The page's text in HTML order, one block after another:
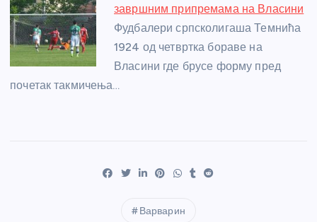
завршним припремама на Власини
Фудбалери српсколигаша Темнића
1924 од четвртка бораве на
Власини где брусе форму пред
почетак такмичења…
Варварин